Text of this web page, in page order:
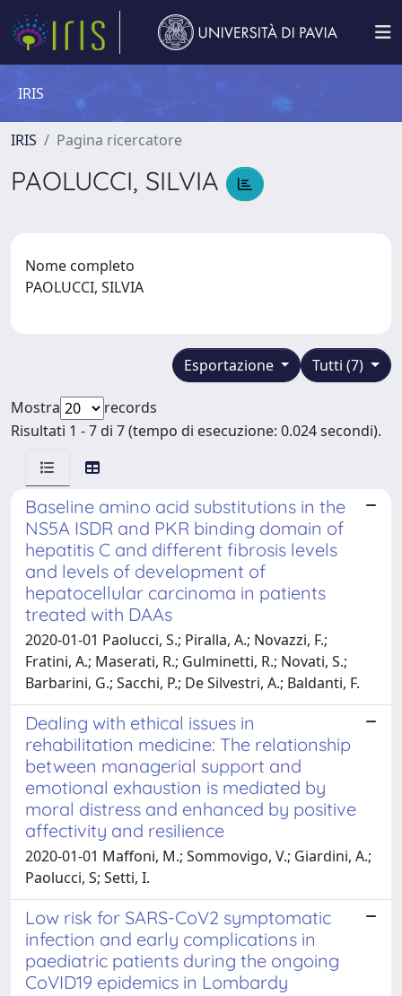
IRIS
IRIS Pagina ricercatore
PAOLUCCI, SILVIA
Nome completo
PAOLUCCI, SILVIA
Tutti (7)
Esportazione
Mostra
records
Risultati 1 - 7 di 7 (tempo di esecuzione: 0.024 secondi).
Baseline amino acid substitutions in the
NS5A ISDR and PKR binding domain of
hepatitis C and different fibrosis levels
and levels of development of
hepatocellular carcinoma in patients
treated with DAAs
2020-01-01 Paolucci, S.; Piralla, A.; Novazzi, F.;
Fratini, A.; Maserati, R.; Gulminetti, R.; Novati, S.;
Barbarini, G.; Sacchi, P.; De Silvestri, A.; Baldanti, F.
Dealing with ethical issues in
rehabilitation medicine: The relationship
between managerial support and
emotional exhaustion is mediated by
moral distress and enhanced by positive
affectivity and resilience
2020-01-01 Maffoni, M.; Sommovigo, V.; Giardini, A.;
Paolucci, S; Setti, I.
Low risk for SARS-CoV2 symptomatic
infection and early complications in
paediatric patients during the ongoing
CoVID19 epidemics in Lombardy